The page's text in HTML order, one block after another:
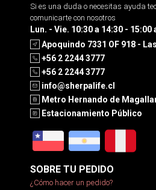
Si es una duda o necesitas ayuda
comunicarte con nosotros
Lun. - Vie. 10:30 a 14:30 - 15:00
Apoquindo 7331 OF 918 -
+56 2 2244 3777
+56 2 2244 3777
info@sherpalife.cl
Metro Hernando de
Estacionamiento Público
SOBRE TU PEDIDO
¿Cómo hacer un pedido?